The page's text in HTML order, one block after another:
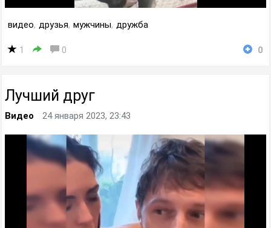
видео, друзья, мужчины, дружба
1 0 0
Лучший друг
Видео 24 января 2023, 23:43